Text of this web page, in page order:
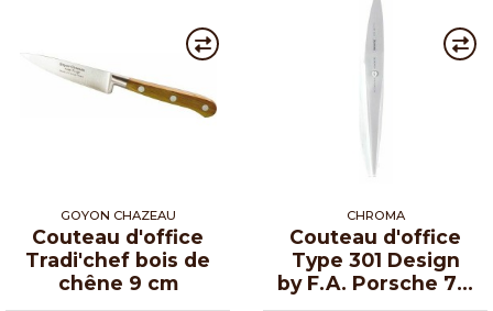
GOYON CHAZEAU
Couteau d'office
Tradi'chef bois de
chêne 9 cm
CHROMA
Couteau d'office
Type 301 Design
by F.A. Porsche 7,7
cm